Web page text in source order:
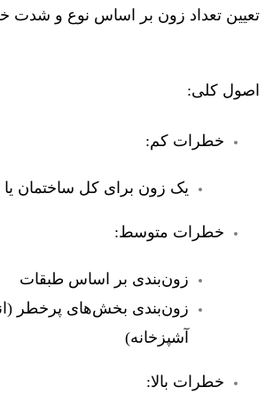
تعیین تعداد زون بر اساس نوع و شدت
اصول کلی:
خطرات کم:
یک زون برای کل ساختمان
خطرات متوسط:
زون‌بندی بر اساس طبقات
زون‌بندی بخش‌های پرخطر
آشپزخانه)
خطرات بالا: